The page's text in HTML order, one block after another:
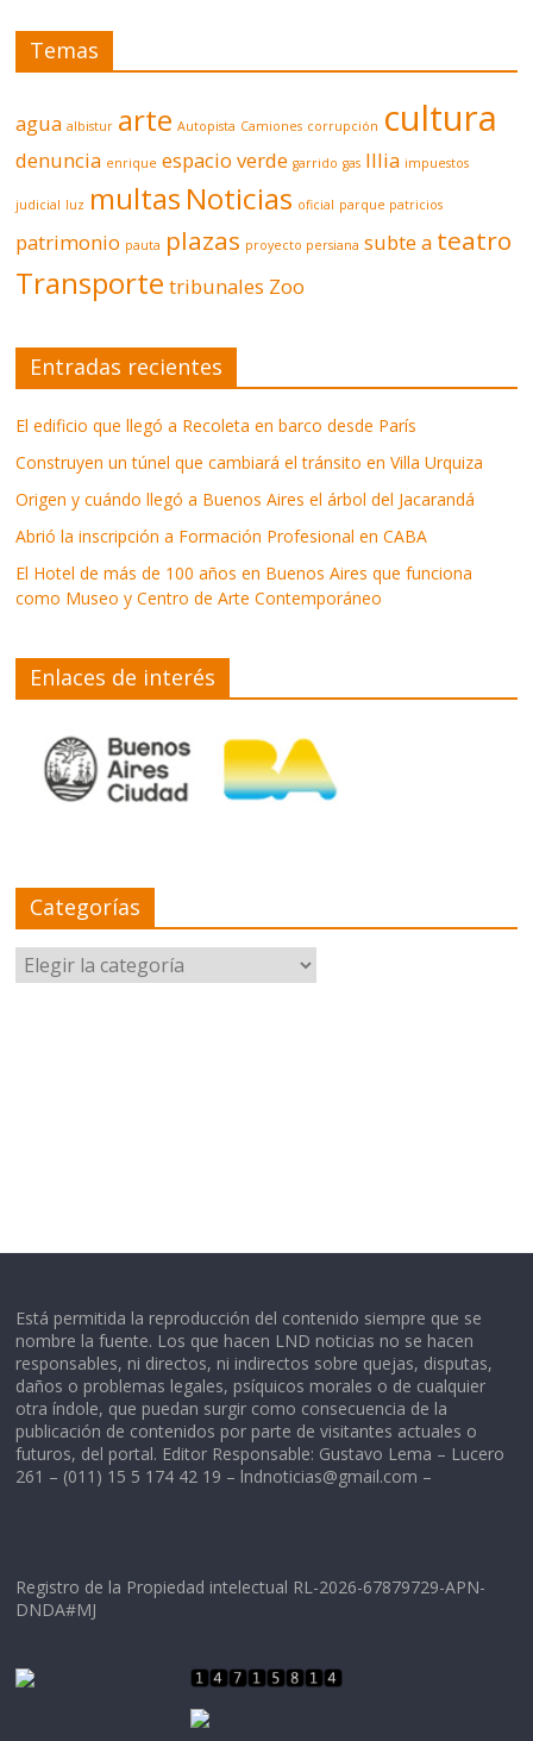
Temas
agua albistur arte Autopista Camiones corrupción cultura
denuncia enrique espacio verde garrido gas Illia impuestos
judicial luz multas Noticias oficial parque patricios
patrimonio pauta plazas proyecto persiana subte a teatro
Transporte tribunales Zoo
Entradas recientes
El edificio que llegó a Recoleta en barco desde París
Construyen un túnel que cambiará el tránsito en Villa Urquiza
Origen y cuándo llegó a Buenos Aires el árbol del Jacarandá
Abrió la inscripción a Formación Profesional en CABA
El Hotel de más de 100 años en Buenos Aires que funciona
como Museo y Centro de Arte Contemporáneo
Enlaces de interés
Categorías
Categorías
Está permitida la reproducción del contenido siempre que se
nombre la fuente. Los que hacen LND noticias no se hacen
responsables, ni directos, ni indirectos sobre quejas, disputas,
daños o problemas legales, psíquicos morales o de cualquier
otra índole, que puedan surgir como consecuencia de la
publicación de contenidos por parte de visitantes actuales o
futuros, del portal. Editor Responsable: Gustavo Lema – Lucero
261 – (011) 15 5 174 42 19 – lndnoticias@gmail.com –
Registro de la Propiedad intelectual RL-2026-67879729-APN-
DNDA#MJ